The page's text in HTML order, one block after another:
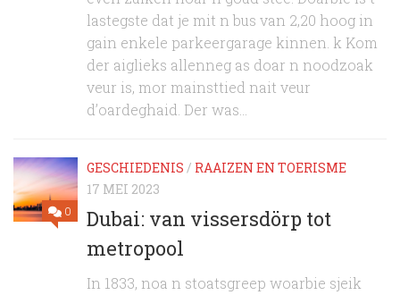
lastegste dat je mit n bus van 2,20 hoog in
gain enkele parkeergarage kinnen. k Kom
der aiglieks allenneg as doar n noodzoak
veur is, mor mainsttied nait veur
d’oardeghaid. Der was...
0
GESCHIEDENIS / RAAIZEN EN TOERISME
17 MEI 2023
Dubai: van vissersdörp tot
metropool
In 1833, noa n stoatsgreep woarbie sjeik